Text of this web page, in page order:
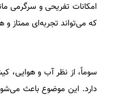
امکانات تفریحی و سرگرمی
که می‌تواند تجربه‌ای ممتاز و
سوماً، از نظر آب و هوایی،
دارد. این موضوع باعث